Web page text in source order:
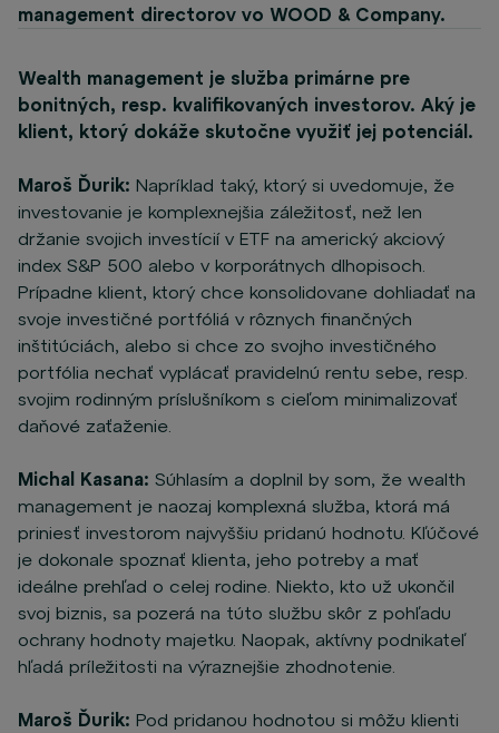
management directorov vo WOOD & Company.
Wealth management je služba primárne pre
bonitných, resp. kvalifikovaných investorov. Aký je
klient, ktorý dokáže skutočne využiť jej potenciál.
Maroš Ďurik: Napríklad taký, ktorý si uvedomuje, že
investovanie je komplexnejšia záležitosť, než len
držanie svojich investícií v ETF na americký akciový
index S&P 500 alebo v korporátnych dlhopisoch.
Prípadne klient, ktorý chce konsolidovane dohliadať na
svoje investičné portfóliá v rôznych finančných
inštitúciách, alebo si chce zo svojho investičného
portfólia nechať vyplácať pravidelnú rentu sebe, resp.
svojim rodinným príslušníkom s cieľom minimalizovať
daňové zaťaženie.
Michal Kasana: Súhlasím a doplnil by som, že wealth
management je naozaj komplexná služba, ktorá má
priniesť investorom najvyššiu pridanú hodnotu. Kľúčové
je dokonale spoznať klienta, jeho potreby a mať
ideálne prehľad o celej rodine. Niekto, kto už ukončil
svoj biznis, sa pozerá na túto službu skôr z pohľadu
ochrany hodnoty majetku. Naopak, aktívny podnikateľ
hľadá príležitosti na výraznejšie zhodnotenie.
Maroš Ďurik: Pod pridanou hodnotou si môžu klienti